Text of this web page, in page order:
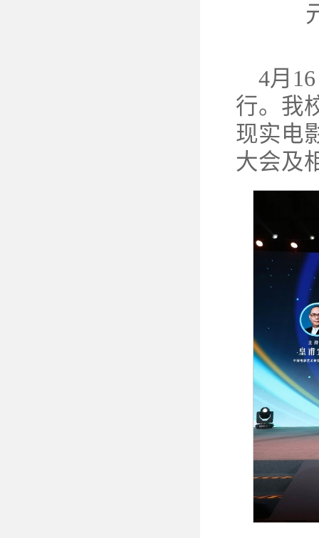
4月
行。我
现实电
大会及